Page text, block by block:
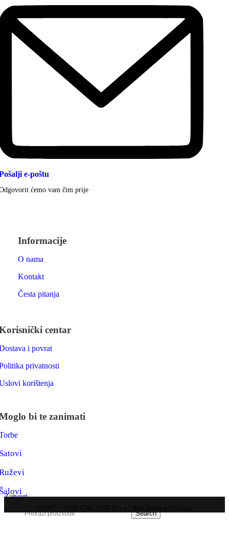
e-poštu
ćemo vam čim prije
Informacije
O nama
Kontakt
Česta pitanja
centar
i povrat
privatnosti
korištenja
bi te zanimati
Zatvori
Search